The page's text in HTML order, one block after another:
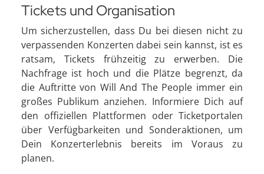
Tickets und Organisation
Um sicherzustellen, dass Du bei diesen nicht zu
verpassenden Konzerten dabei sein kannst, ist es
ratsam, Tickets frühzeitig zu erwerben. Die
Nachfrage ist hoch und die Plätze begrenzt, da
die Auftritte von Will And The People immer ein
großes Publikum anziehen. Informiere Dich auf
den offiziellen Plattformen oder Ticketportalen
über Verfügbarkeiten und Sonderaktionen, um
Dein Konzerterlebnis bereits im Voraus zu
planen.